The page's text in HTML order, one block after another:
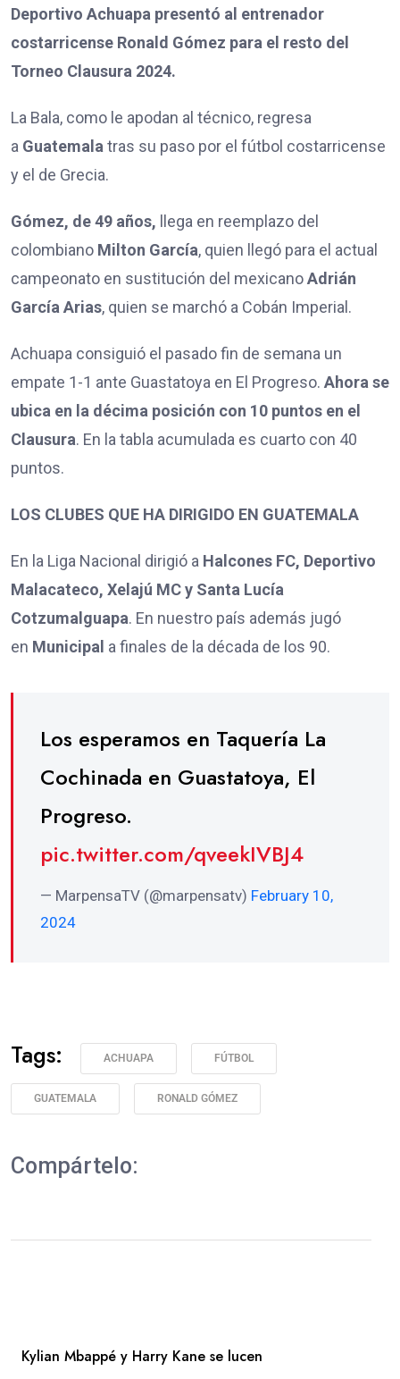
Deportivo Achuapa presentó al entrenador
costarricense Ronald Gómez para el resto del
Torneo Clausura 2024.
La Bala, como le apodan al técnico, regresa
a Guatemalatras su paso por el fútbol costarricense
y el de Grecia.
Gómez, de 49 años, llega en reemplazo del
colombiano Milton García, quien llegó para el actual
campeonato en sustitución del mexicanoAdrián
García Arias, quien se marchó a Cobán Imperial.
Achuapa consiguió el pasado fin de semana un
empate 1-1 ante Guastatoya en El Progreso. Ahora se
ubica en la décima posición con 10 puntos en el
Clausura. En la tabla acumulada es cuarto con 40
puntos.
LOS CLUBES QUE HA DIRIGIDO EN GUATEMALA
En la Liga Nacional dirigió a Halcones FC, Deportivo
Malacateco, Xelajú MC y Santa Lucía
Cotzumalguapa. En nuestro país además jugó
en Municipal a finales de la década de los 90.
Los esperamos en Taquería La
Cochinada en Guastatoya, El
Progreso.
pic.twitter.com/qveekIVBJ4
— MarpensaTV (@marpensatv) February 10,
2024
Tags: ACHUAPA FÚTBOL
GUATEMALA RONALD GÓMEZ
Compártelo:
Kylian Mbappé y Harry Kane se lucen